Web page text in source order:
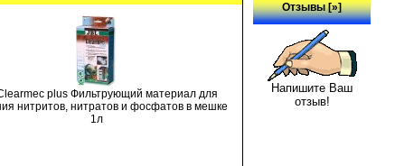
plus Фильтрующий материал для
нитритов, нитратов и фосфатов в мешке
1л
Отзывы [»]
Напишите Ваш
отзыв!